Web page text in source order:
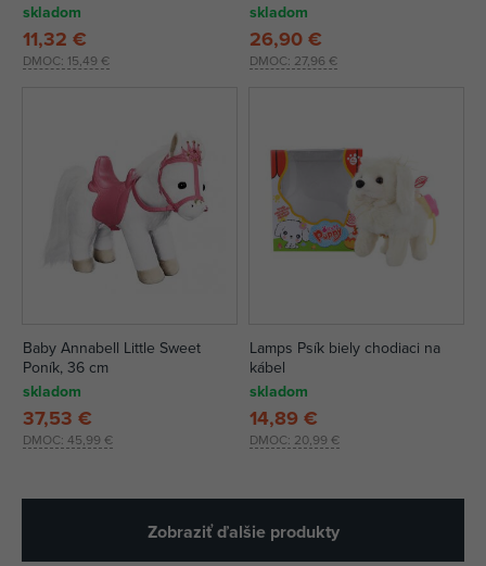
skladom
DMOC: 15,49 €
11,32 €
skladom
DMOC: 27,96 €
26,90 €
Baby Annabell Little Sweet
Poník, 36 cm
skladom
DMOC: 45,99 €
37,53 €
Lamps Psík biely chodiaci na
kábel
skladom
DMOC: 20,99 €
14,89 €
Zobraziť ďalšie produkty